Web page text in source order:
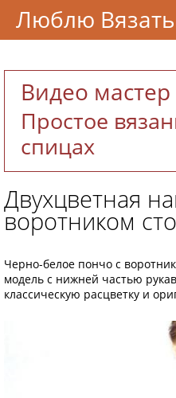
Видео мастер
Простое
спицах
Двухцветная
воротником
Черно-белое пончо с
модель с нижней частью
классическую расцветку и
Люблю Вязать